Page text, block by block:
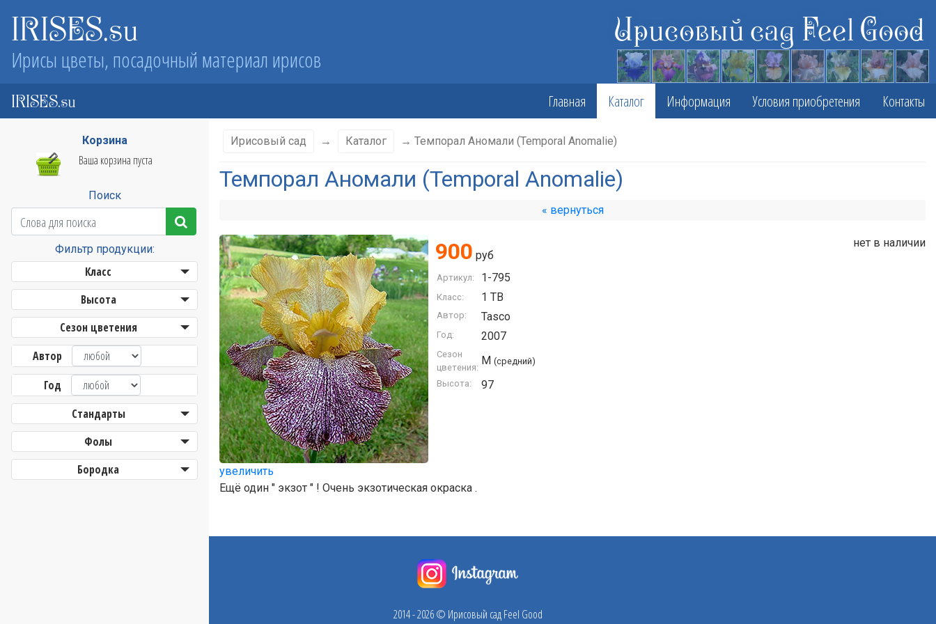
IRISES.su Ирисовый сад Feel Good
Ирисы цветы, посадочный материал ирисов
IRISES.su Главная Каталог Информация Условия приобретения Контакты
Корзина
Ваша корзина пуста
Поиск
Фильтр продукции:
Класс
Высота
Сезон цветения
Автор
Год
Стандарты
Фолы
Бородка
Ирисовый сад → Каталог → Темпорал Аномали (Temporal Anomalie)
Темпорал Аномали (Temporal Anomalie)
« вернуться
увеличить
900 руб
нет в наличии
Артикул: 1-795
Класс: 1 TB
Автор: Tasco
Год: 2007
Сезон
цветения:
M (средний)
Высота: 97
Ещё один " экзот " ! Очень экзотическая окраска .
2014 - 2026 © Ирисовый сад Feel Good